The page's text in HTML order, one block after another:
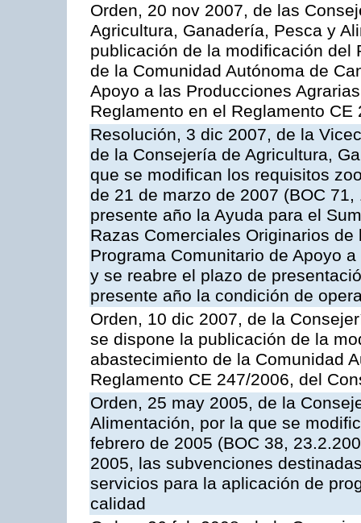
Orden, 20 nov 2007, de las
Agricultura, Ganadería, Pesca y
publicación de la modificación del
de la Comunidad Autónoma de
Apoyo a las Producciones
Reglamento en el Reglamento
Resolución, 3 dic 2007, de la
de la Consejería de Agricultura,
que se modifican los requisitos
de 21 de marzo de 2007 (BOC
presente año la Ayuda para el
Razas Comerciales Originarios
Programa Comunitario de Apoyo
y se reabre el plazo de
presente año la condición de
Orden, 10 dic 2007, de la
se dispone la publicación de la
abastecimiento de la Comunidad
Reglamento CE 247/2006, del
Orden, 25 may 2005, de la
Alimentación, por la que se
febrero de 2005 (BOC 38,
2005, las subvenciones
servicios para la aplicación de
calidad